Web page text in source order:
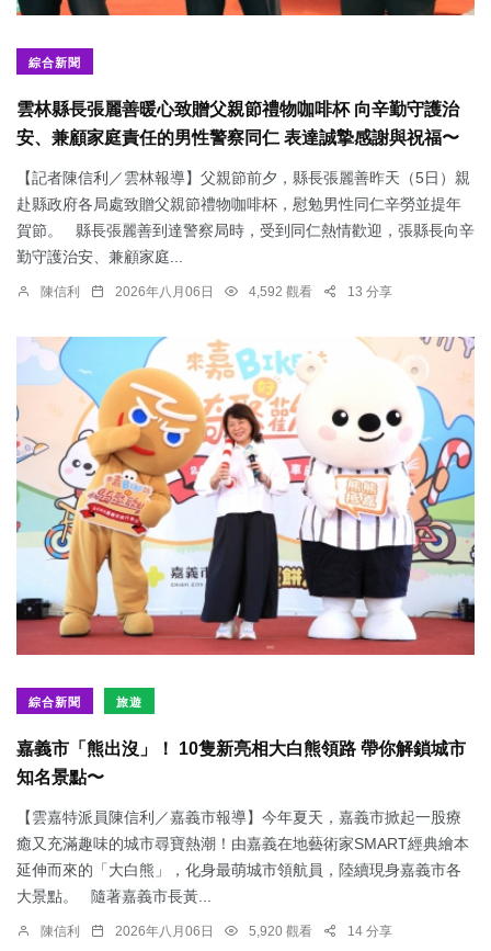
綜合新聞
雲林縣長張麗善暖心致贈父親節禮物咖啡杯 向辛勤守護治
安、兼顧家庭責任的男性警察同仁 表達誠摯感謝與祝福〜
【記者陳信利／雲林報導】父親節前夕，縣長張麗善昨天（5日）親
赴縣政府各局處致贈父親節禮物咖啡杯，慰勉男性同仁辛勞並提年
賀節。 縣長張麗善到達警察局時，受到同仁熱情歡迎，張縣長向辛
勤守護治安、兼顧家庭...
陳信利 2026年八月06日 4,592 觀看 13 分享
綜合新聞 旅遊
嘉義市「熊出沒」！ 10隻新亮相大白熊領路 帶你解鎖城市
知名景點〜
【雲嘉特派員陳信利／嘉義市報導】今年夏天，嘉義市掀起一股療
癒又充滿趣味的城市尋寶熱潮！由嘉義在地藝術家SMART經典繪本
延伸而來的「大白熊」，化身最萌城市領航員，陸續現身嘉義市各
大景點。 隨著嘉義市長黃...
陳信利 2026年八月06日 5,920 觀看 14 分享